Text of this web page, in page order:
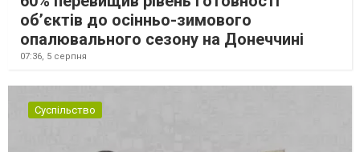
об’єктів до осінньо-зимового
опалювального сезону на Донеччині
07:36, 5 серпня
Суспільство